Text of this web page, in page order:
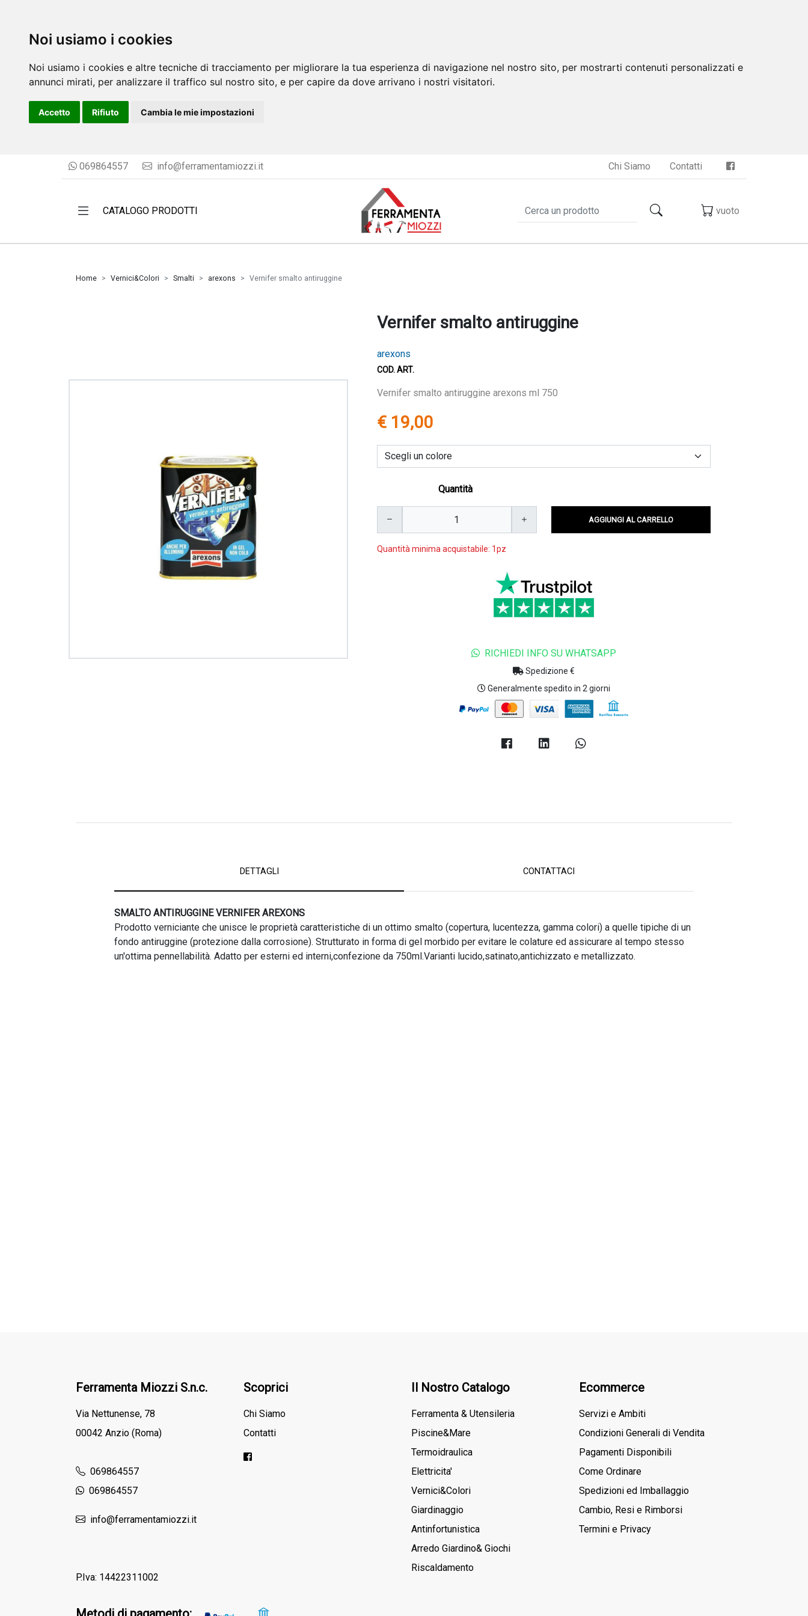
Noi usiamo i cookies
Noi usiamo i cookies e altre tecniche di tracciamento per migliorare la tua esperienza di navigazione nel nostro sito, per mostrarti contenuti personalizzati e
annunci mirati, per analizzare il traffico sul nostro sito, e per capire da dove arrivano i nostri visitatori.
Accetto Rifiuto Cambia le mie impostazioni
069864557 info@ferramentamiozzi.it Chi Siamo Contatti
CATALOGO PRODOTTI vuoto
Home Vernici&Colori Smalti arexons Vernifer smalto antiruggine
Vernifer smalto antiruggine
arexons
COD. ART.
Vernifer smalto antiruggine arexons ml 750
€ 19,00
Quantità
AGGIUNGI AL CARRELLO
Quantità minima acquistabile: 1pz
RICHIEDI INFO SU WHATSAPP
Spedizione €
Generalmente spedito in 2 giorni
DETTAGLI CONTATTACI
SMALTO ANTIRUGGINE VERNIFER AREXONS
Prodotto verniciante che unisce le proprietà caratteristiche di un ottimo smalto (copertura, lucentezza, gamma colori) a quelle tipiche di un
fondo antiruggine (protezione dalla corrosione). Strutturato in forma di gel morbido per evitare le colature ed assicurare al tempo stesso
un'ottima pennellabilità. Adatto per esterni ed interni,confezione da 750ml.Varianti lucido,satinato,antichizzato e metallizzato.
Ferramenta Miozzi S.n.c.
Via Nettunense, 78
00042 Anzio (Roma)
069864557
069864557
info@ferramentamiozzi.it
P.Iva: 14422311002
Scoprici
Chi Siamo
Contatti
Il Nostro Catalogo
Ferramenta & Utensileria
Piscine&Mare
Termoidraulica
Elettricita'
Vernici&Colori
Giardinaggio
Antinfortunistica
Arredo Giardino& Giochi
Riscaldamento
Ecommerce
Servizi e Ambiti
Condizioni Generali di Vendita
Pagamenti Disponibili
Come Ordinare
Spedizioni ed Imballaggio
Cambio, Resi e Rimborsi
Termini e Privacy